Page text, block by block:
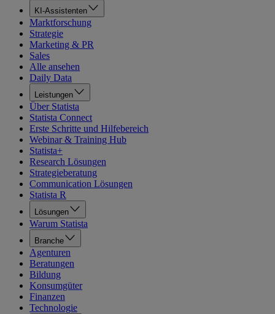
KI-Assistenten
Marktforschung
Strategie
Marketing & PR
Sales
Alle ansehen
Daily Data
Leistungen
Über Statista
Statista Connect
Erste Schritte und Hilfebereich
Webinar & Training Hub
Statista+
Research Lösungen
Strategieberatung
Communication Lösungen
Statista R
Lösungen
Warum Statista
Branche
Agenturen
Beratungen
Bildung
Konsumgüter
Finanzen
Technologie